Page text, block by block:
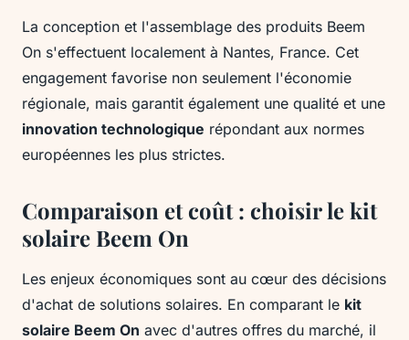
La conception et l'assemblage des produits Beem
On s'effectuent localement à Nantes, France. Cet
engagement favorise non seulement l'économie
régionale, mais garantit également une qualité et une
innovation technologique répondant aux normes
européennes les plus strictes.
Comparaison et coût : choisir le kit
solaire Beem On
Les enjeux économiques sont au cœur des décisions
d'achat de solutions solaires. En comparant le kit
solaire Beem On avec d'autres offres du marché, il